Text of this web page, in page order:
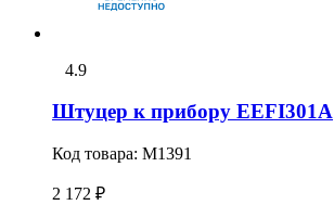
4.9
Штуцер к прибору EEFI301A
Код товара: M1391
2 172 ₽